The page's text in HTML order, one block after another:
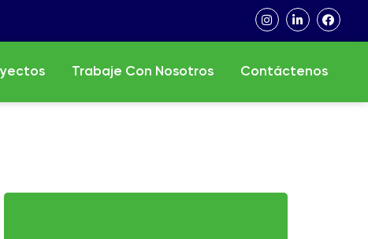
Trabaje Con Nosotros Contáctenos